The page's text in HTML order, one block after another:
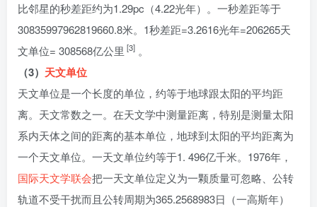
比邻星的秒差距约为1.29pc（4.22光年）。一秒差距等于
30835997962819660.8米。1秒差距=3.2616光年=206265天
文单位= 308568亿公里 [3] 。
（3） 天文单位
天文单位是一个长度的单位，约等于地球跟太阳的平均距
离。天文常数之一。在天文学中测量距离，特别是测量太阳
系内天体之间的距离的基本单位，地球到太阳的平均距离为
一个天文单位。一天文单位约等于1. 496亿千米。1976年，
国际天文学联会把一天文单位定义为一颗质量可忽略、公转
轨道不受干扰而且公转周期为365.2568983日（一高斯年）